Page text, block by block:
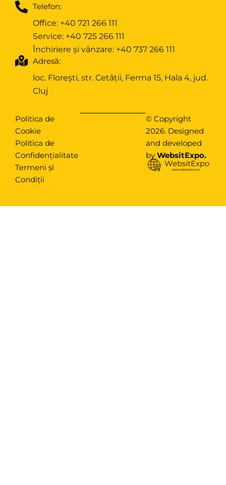
Telefon:
Office: +40 721 266 111
Service: +40 725 266 111
Închiriere și vânzare: +40 737 266 111
Adresă:
loc. Florești, str. Cetății, Ferma 15, Hala 4, jud.
Cluj
© Copyright
2026. Designed
and developed
by WebsitExpo.
Politica de
Cookie
Politica de
Confidențialitate
Termeni și
Condiții